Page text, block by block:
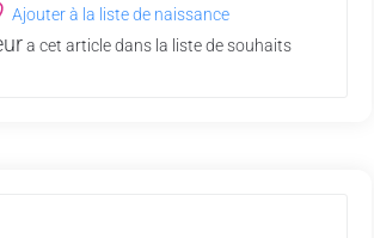
Ajouter à la liste de naissance
a cet article dans la liste de souhaits